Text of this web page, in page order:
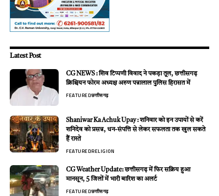
Latest Post
CG NEWS : शिव टिप्पणी विवाद ने पकड़ा तूल, छत्तीसगढ़
क्रिश्चियन फोरम अध्यक्ष अरुण पन्नालाल पुलिस हिरासत में
FEATUREDछत्तीसगढ़
Shaniwar Ka Achuk Upay : शनिवार को इन उपायों से करें
शनिदेव को प्रसन्न, धन-संपत्ति से लेकर सफलता तक खुल सकते
हैं रास्ते
FEATUREDRELIGION
CG Weather Update: छत्तीसगढ़ में फिर सक्रिय हुआ
मानसून, 5 जिलों में भारी बारिश का अलर्ट
FEATUREDछत्तीसगढ़